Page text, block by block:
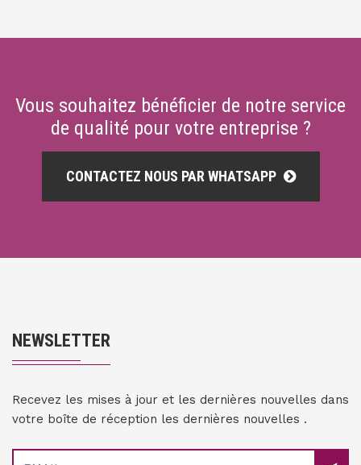
Vous souhaitez bénéficier de notre service
de qualité pour votre entreprise ?
CONTACTEZ NOUS PAR WHATSAPP
NEWSLETTER
Recevez les mises à jour et les dernières nouvelles dans
votre boîte de réception les dernières nouvelles .